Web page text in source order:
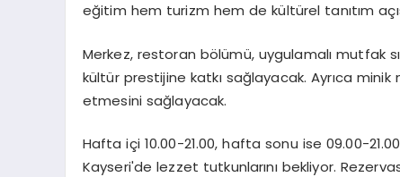
eğitim hem turizm hem de kültürel tanıtım
Merkez, restoran bölümü, uygulamalı mutfak
kültür prestijine katkı sağlayacak. Ayrıca
etmesini sağlayacak.
Hafta içi 10.00-21.00, hafta sonu ise 09.00-
Kayseri'de lezzet tutkunlarını bekliyor.